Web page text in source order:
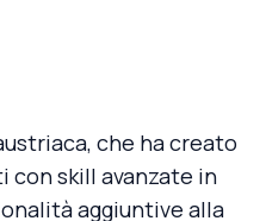
che ha creato
con skill avanzate in
aggiuntive alla